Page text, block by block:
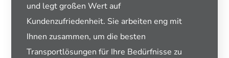
und legt großen Wert auf
Kundenzufriedenheit. Sie arbeiten eng mit
Ihnen zusammen, um die besten
Transportlösungen für Ihre Bedürfnisse zu